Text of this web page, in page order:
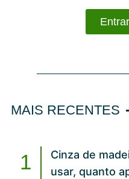
MAIS RECENTES
Cinza de
usar, quanto